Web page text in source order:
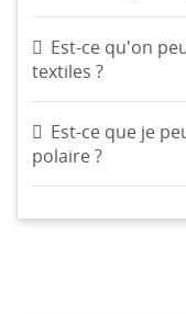
Est-ce qu'on
textiles ?
Est-ce que je
polaire ?
MES LISTES
((confirmMessage))
NOM DE LA LISTE
Vous devez être
votre liste d'envies.